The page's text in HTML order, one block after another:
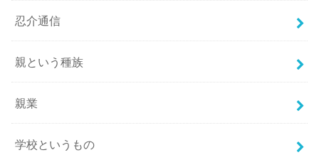
忍介通信
親という種族
親業
学校というもの